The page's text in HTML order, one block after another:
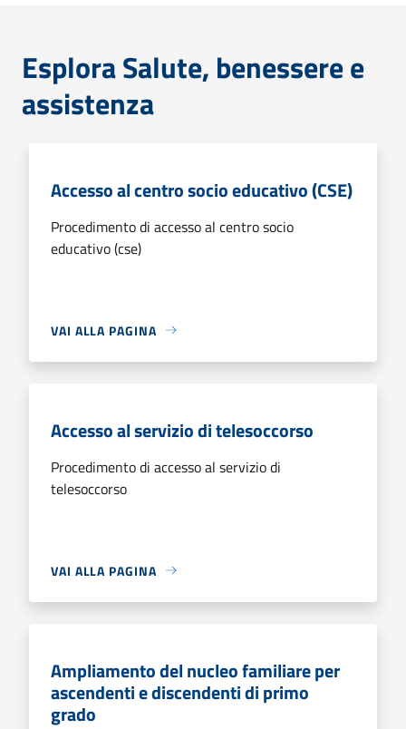
Esplora Salute, benessere e
assistenza
Accesso al centro socio educativo (CSE)
Procedimento di accesso al centro socio
educativo (cse)
VAI ALLA PAGINA
Accesso al servizio di telesoccorso
Procedimento di accesso al servizio di
telesoccorso
VAI ALLA PAGINA
Ampliamento del nucleo familiare per
ascendenti e discendenti di primo
grado